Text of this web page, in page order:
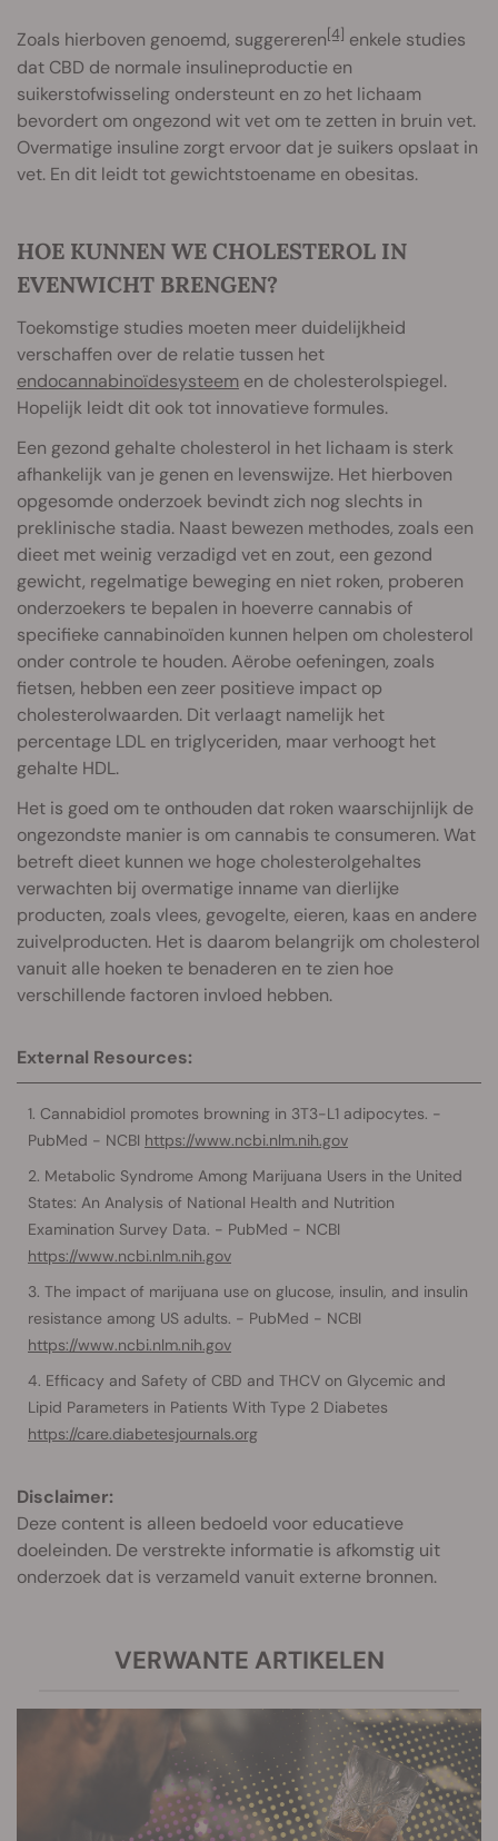
Zoals hierboven genoemd, suggereren[4] enkele studies
dat CBD de normale insulineproductie en
suikerstofwisseling ondersteunt en zo het lichaam
bevordert om ongezond wit vet om te zetten in bruin vet.
Overmatige insuline zorgt ervoor dat je suikers opslaat in
vet. En dit leidt tot gewichtstoename en obesitas.
HOE KUNNEN WE CHOLESTEROL IN
EVENWICHT BRENGEN?
Toekomstige studies moeten meer duidelijkheid
verschaffen over de relatie tussen het
endocannabinoïdesysteem en de cholesterolspiegel.
Hopelijk leidt dit ook tot innovatieve formules.
Een gezond gehalte cholesterol in het lichaam is sterk
afhankelijk van je genen en levenswijze. Het hierboven
opgesomde onderzoek bevindt zich nog slechts in
preklinische stadia. Naast bewezen methodes, zoals een
dieet met weinig verzadigd vet en zout, een gezond
gewicht, regelmatige beweging en niet roken, proberen
onderzoekers te bepalen in hoeverre cannabis of
specifieke cannabinoïden kunnen helpen om cholesterol
onder controle te houden. Aërobe oefeningen, zoals
fietsen, hebben een zeer positieve impact op
cholesterolwaarden. Dit verlaagt namelijk het
percentage LDL en triglyceriden, maar verhoogt het
gehalte HDL.
Het is goed om te onthouden dat roken waarschijnlijk de
ongezondste manier is om cannabis te consumeren. Wat
betreft dieet kunnen we hoge cholesterolgehaltes
verwachten bij overmatige inname van dierlijke
producten, zoals vlees, gevogelte, eieren, kaas en andere
zuivelproducten. Het is daarom belangrijk om cholesterol
vanuit alle hoeken te benaderen en te zien hoe
verschillende factoren invloed hebben.
External Resources:
Cannabidiol promotes browning in 3T3-L1 adipocytes. -
PubMed - NCBI https://www.ncbi.nlm.nih.gov
Metabolic Syndrome Among Marijuana Users in the United
States: An Analysis of National Health and Nutrition
Examination Survey Data. - PubMed - NCBI
https://www.ncbi.nlm.nih.gov
The impact of marijuana use on glucose, insulin, and insulin
resistance among US adults. - PubMed - NCBI
https://www.ncbi.nlm.nih.gov
Efficacy and Safety of CBD and THCV on Glycemic and
Lipid Parameters in Patients With Type 2 Diabetes
https://care.diabetesjournals.org
Disclaimer:
Deze content is alleen bedoeld voor educatieve
doeleinden. De verstrekte informatie is afkomstig uit
onderzoek dat is verzameld vanuit externe bronnen.
VERWANTE ARTIKELEN